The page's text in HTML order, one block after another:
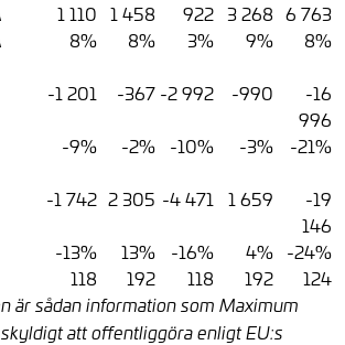
1 110 1 458 922 3 268 6 763
8% 8% 3% 9% 8%
-1 201 -367 -2 992 -990
-16
996
-9% -2% -10% -3% -21%
-1 742 2 305 -4 471 1 659
-19
146
-13% 13% -16% 4% -24%
118 192 118 192 124
är sådan information som Maximum
att offentliggöra enligt EU:s